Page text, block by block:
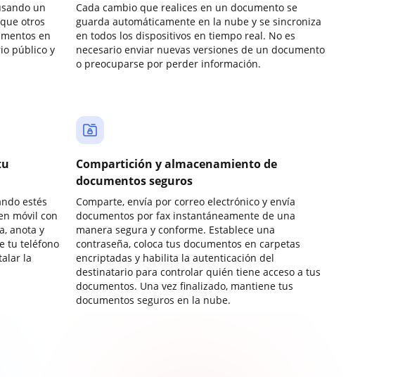
un
otros
en
público y
Cada cambio que realices en un documento se
guarda automáticamente en la nube y se sincroniza
en todos los dispositivos en tiempo real. No es
necesario enviar nuevas versiones de un documento
o preocuparse por perder información.
estés
móvil con
anota y
tu teléfono
la
Compartición y almacenamiento de
documentos seguros
Comparte, envía por correo electrónico y envía
documentos por fax instantáneamente de una
manera segura y conforme. Establece una
contraseña, coloca tus documentos en carpetas
encriptadas y habilita la autenticación del
destinatario para controlar quién tiene acceso a tus
documentos. Una vez finalizado, mantiene tus
documentos seguros en la nube.